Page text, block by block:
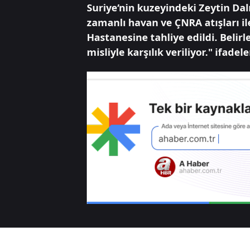
Suriye’nin kuzeyindeki Zeytin
zamanlı havan ve ÇNRA atışları
Hastanesine tahliye edildi.
misliyle karşılık veriliyor."